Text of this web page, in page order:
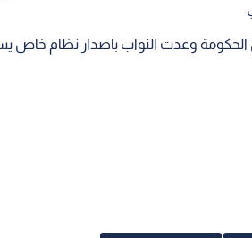
الحكومة وعدت النواب باصدار نظام خاص